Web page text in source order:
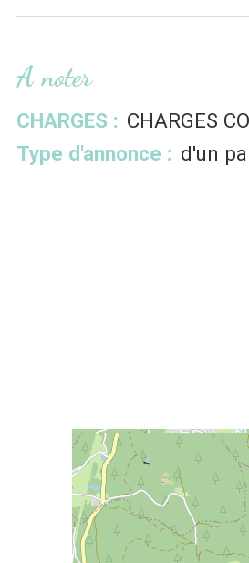
A noter
CHARGES : CHARGES
Type d'annonce : d'un